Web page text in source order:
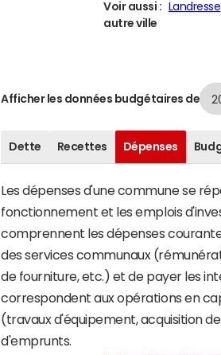
Voir aussi : Landresse
autre ville
Afficher les données budgétaires de
Dette Recettes Dépenses
Les dépenses d'une commune se
fonctionnement et les emplois
comprennent les dépenses
des services communaux
de fourniture, etc.) et de payer les
correspondent aux opérations en
(travaux d'équipement, acquisition
d'emprunts.